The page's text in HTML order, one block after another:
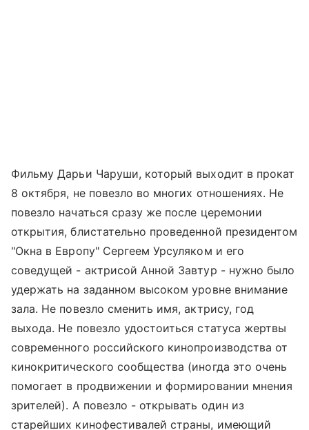
Фильму Дарьи Чаруши, который выходит в прокат
8 октября, не повезло во многих отношениях. Не
повезло начаться сразу же после церемонии
открытия, блистательно проведенной президентом
"Окна в Европу" Сергеем Урсуляком и его
соведущей - актрисой Анной Завтур - нужно было
удержать на заданном высоком уровне внимание
зала. Не повезло сменить имя, актрису, год
выхода. Не повезло удостоиться статуса жертвы
современного российского кинопроизводства от
кинокритического сообщества (иногда это очень
помогает в продвижении и формировании мнения
зрителей). А повезло - открывать один из
старейших кинофестивалей страны, имеющий